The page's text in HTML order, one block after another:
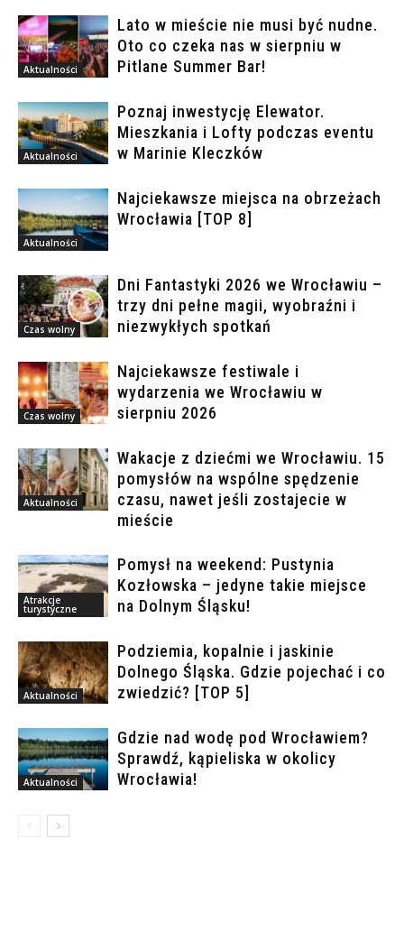
Aktualności
Lato w mieście nie musi być nudne.
Oto co czeka nas w sierpniu w
Pitlane Summer Bar!
Aktualności
Poznaj inwestycję Elewator.
Mieszkania i Lofty podczas eventu
w Marinie Kleczków
Aktualności
Najciekawsze miejsca na obrzeżach
Wrocławia [TOP 8]
Czas wolny
Dni Fantastyki 2026 we Wrocławiu –
trzy dni pełne magii, wyobraźni i
niezwykłych spotkań
Czas wolny
Najciekawsze festiwale i
wydarzenia we Wrocławiu w
sierpniu 2026
Aktualności
Wakacje z dziećmi we Wrocławiu. 15
pomysłów na wspólne spędzenie
czasu, nawet jeśli zostajecie w
mieście
Atrakcje
turystyczne
Pomysł na weekend: Pustynia
Kozłowska – jedyne takie miejsce
na Dolnym Śląsku!
Aktualności
Podziemia, kopalnie i jaskinie
Dolnego Śląska. Gdzie pojechać i co
zwiedzić? [TOP 5]
Aktualności
Gdzie nad wodę pod Wrocławiem?
Sprawdź, kąpieliska w okolicy
Wrocławia!